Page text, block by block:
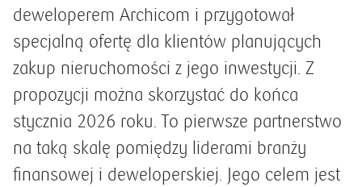
deweloperem Archicom i przygotował
specjalną ofertę dla klientów planujących
zakup nieruchomości z jego inwestycji. Z
propozycji można skorzystać do końca
stycznia 2026 roku. To pierwsze partnerstwo
na taką skalę pomiędzy liderami branży
finansowej i deweloperskiej. Jego celem jest